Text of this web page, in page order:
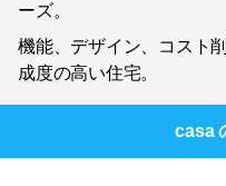
ーズ。
機能、デザイン、コスト
成度の高い住宅。
casa